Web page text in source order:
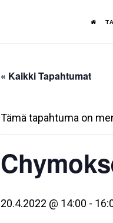
« Kaikki Tapahtumat
Tämä tapahtuma on
20.4.2022 @ 14:00 -